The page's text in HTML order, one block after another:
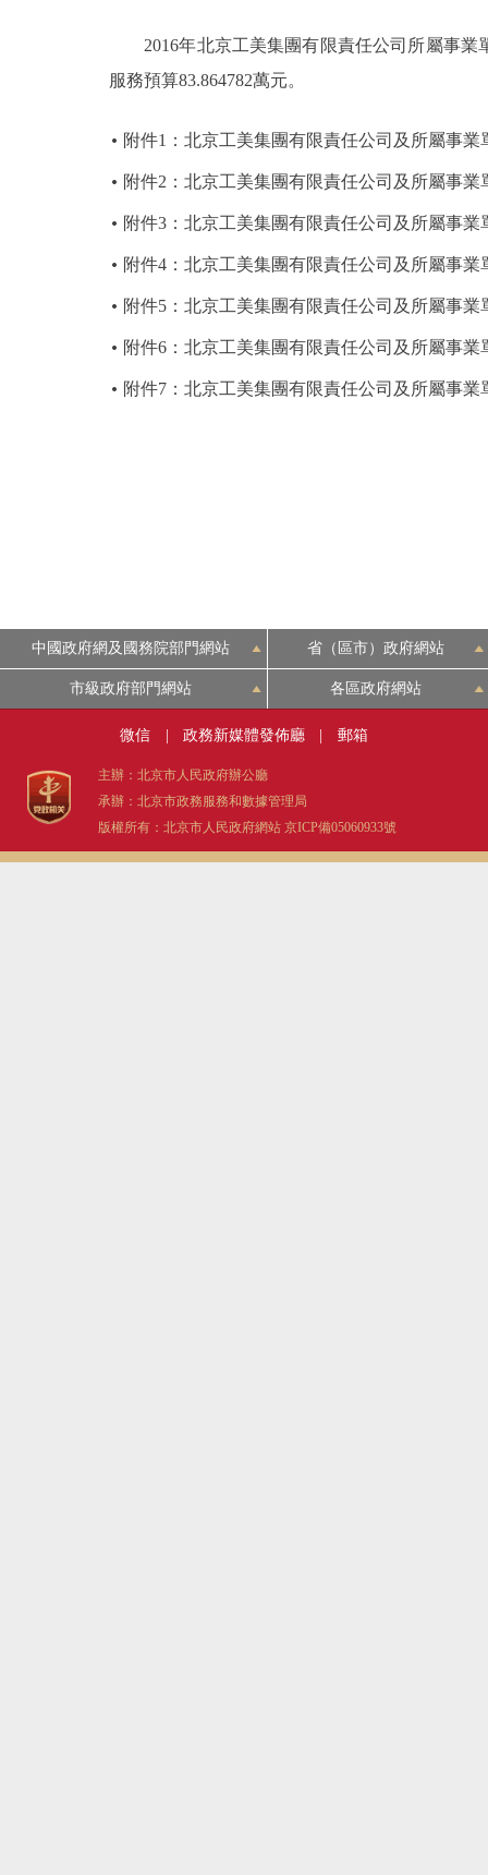
2016年北京工美集團有限責任公司所屬事業單
服務預算83.864782萬元。
附件1：北京工美集團有限責任公司及所屬事業
附件2：北京工美集團有限責任公司及所屬事
附件3：北京工美集團有限責任公司及所屬事
附件4：北京工美集團有限責任公司及所屬事業
附件5：北京工美集團有限責任公司及所屬事業
附件6：北京工美集團有限責任公司及所屬事業
附件7：北京工美集團有限責任公司及所屬事
中國政府網及國務院部門網站 省（區市）政府網站
市級政府部門網站 各區政府網站
微信 政務新媒體發佈廳 郵箱
主辦：北京市人民政府辦公廳
承辦：北京市政務服務和數據管理局
版權所有：北京市人民政府網站 京ICP備05060933號